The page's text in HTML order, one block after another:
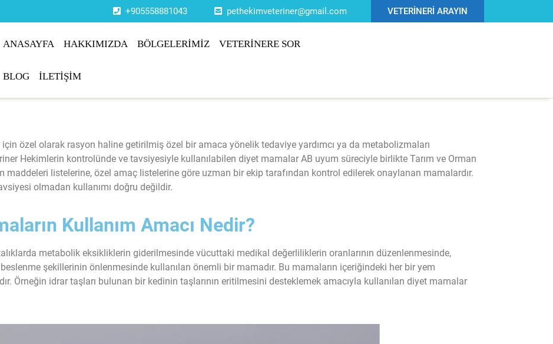
+905558881043 pethekimveteriner@gmail.com VETERİNERİ ARAYIN
ANASAYFA HAKKIMIZDA BÖLGELERİMİZ VETERİNERE SOR
BLOG İLETİŞİM
özel olarak rasyon haline getirilmiş özel bir amaca yönelik tedaviye yardımcı ya da metabolizmaları
Hekimlerin kontrolünde ve tavsiyesiyle kullanılabilen diyet mamalar AB uyum süreciyle birlikte Tarım ve Orman
maddeleri listelerine, özel amaç listelerine göre uzman bir ekip tarafından kontrol edilerek onaylanan mamalardır.
olmadan kullanımı doğru değildir.
Kullanım Amacı Nedir?
metabolik eksikliklerin giderilmesinde vücuttaki medikal değerliliklerin oranlarının düzenlenmesinde,
şekillerinin önlenmesinde kullanılan önemli bir mamadır. Bu mamaların içeriğindeki her bir yem
Örneğin idrar taşları bulunan bir kedinin taşlarının eritilmesini desteklemek amacıyla kullanılan diyet mamalar